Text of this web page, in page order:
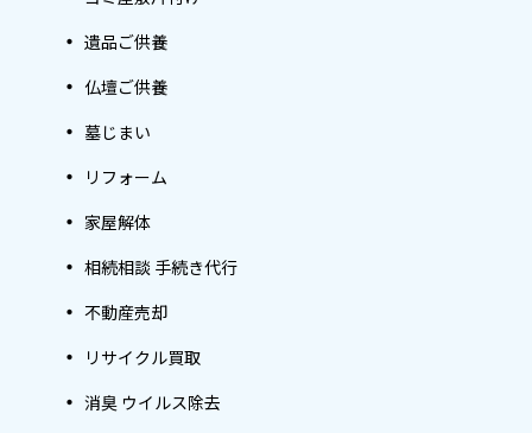
遺品ご供養
仏壇ご供養
墓じまい
リフォーム
家屋解体
相続相談 手続き代行
不動産売却
リサイクル買取
消臭 ウイルス除去